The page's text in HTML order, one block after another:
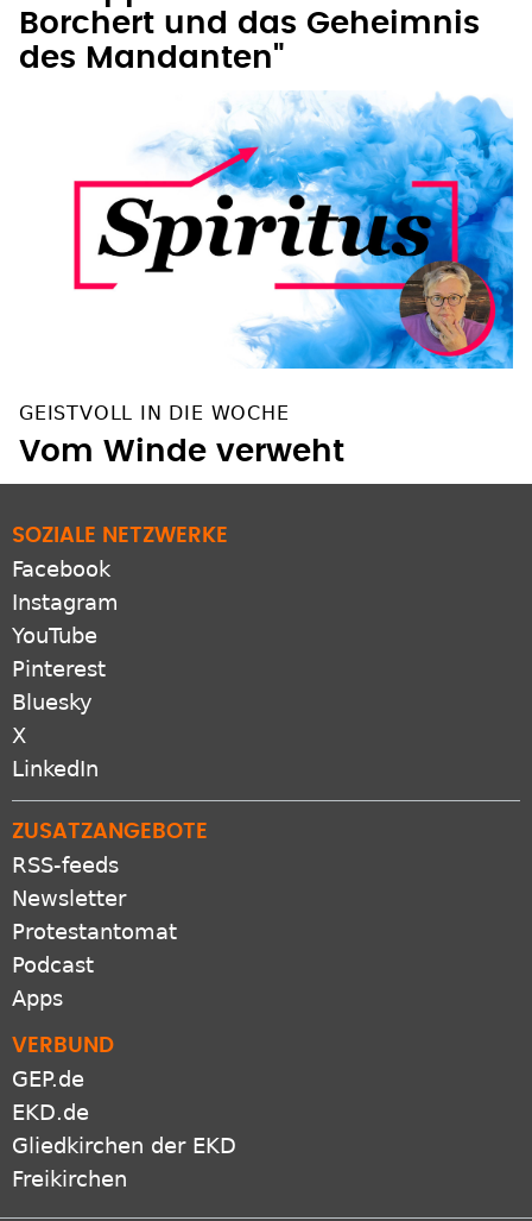
Borchert und das Geheimnis
des Mandanten"
GEISTVOLL IN DIE WOCHE
Vom Winde verweht
SOZIALE NETZWERKE
Facebook
Instagram
YouTube
Pinterest
Bluesky
X
LinkedIn
ZUSATZANGEBOTE
RSS-feeds
Newsletter
Protestantomat
Podcast
Apps
VERBUND
GEP.de
EKD.de
Gliedkirchen der EKD
Freikirchen